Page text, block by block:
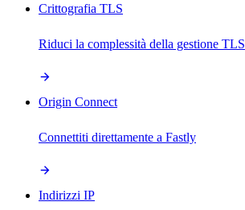
Crittografia TLS
Riduci la complessità della gestione TLS
Origin Connect
Connettiti direttamente a Fastly
Indirizzi IP